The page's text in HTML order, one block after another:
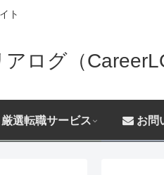
ト
ログ（
厳選転職サービス お問